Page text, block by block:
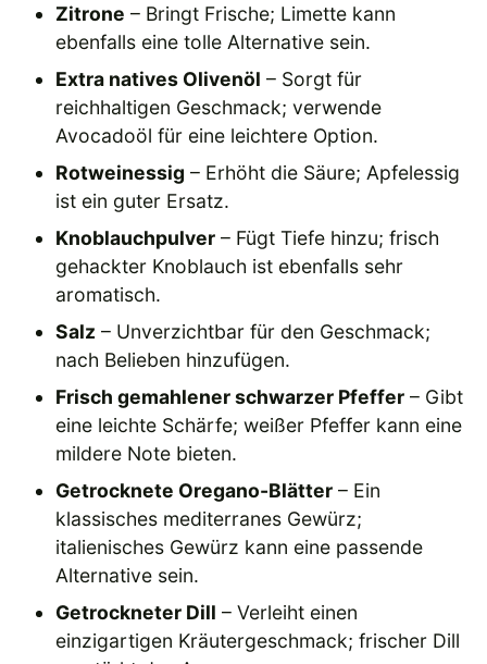
Zitrone – Bringt Frische; Limette kann
ebenfalls eine tolle Alternative sein.
Extra natives Olivenöl – Sorgt für
reichhaltigen Geschmack; verwende
Avocadoöl für eine leichtere Option.
Rotweinessig – Erhöht die Säure; Apfelessig
ist ein guter Ersatz.
Knoblauchpulver – Fügt Tiefe hinzu; frisch
gehackter Knoblauch ist ebenfalls sehr
aromatisch.
Salz – Unverzichtbar für den Geschmack;
nach Belieben hinzufügen.
Frisch gemahlener schwarzer Pfeffer – Gibt
eine leichte Schärfe; weißer Pfeffer kann eine
mildere Note bieten.
Getrocknete Oregano-Blätter – Ein
klassisches mediterranes Gewürz;
italienisches Gewürz kann eine passende
Alternative sein.
Getrockneter Dill – Verleiht einen
einzigartigen Kräutergeschmack; frischer Dill